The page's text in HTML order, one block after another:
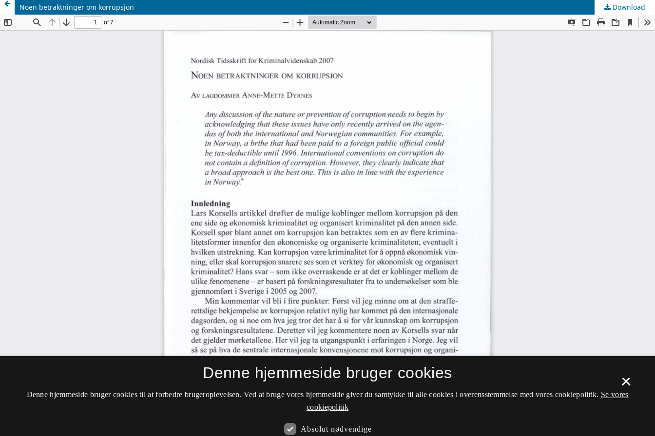
Noen betraktninger om korrupsjon Download
×
Denne hjemmeside bruger cookies
Denne hjemmeside bruger cookies til at forbedre brugeroplevelsen. Ved at bruge vores hjemmeside giver du samtykke til alle cookies i overensstemmelse med vores cookiepolitik. Se vores
cookiepolitik
Absolut nødvendige